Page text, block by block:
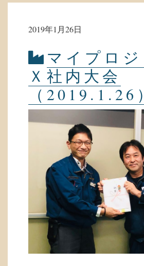
2019年1月26日
マイプロジ
Ｘ社内大会
（2019.1.26